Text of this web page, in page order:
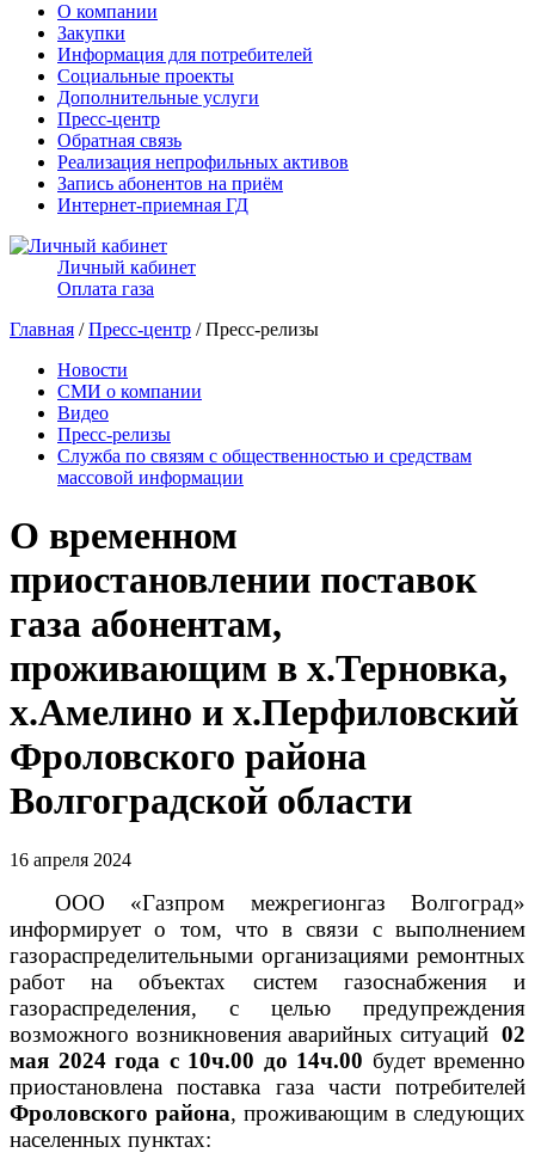
О компании
Закупки
Информация для потребителей
Социальные проекты
Дополнительные услуги
Пресс-центр
Обратная связь
Реализация непрофильных активов
Запись абонентов на приём
Интернет-приемная ГД
Личный кабинет
Оплата газа
Главная /Пресс-центр / Пресс-релизы
Новости
СМИ о компании
Видео
Пресс-релизы
Служба по связям с общественностью и средствам
массовой информации
О временном
приостановлении поставок
газа абонентам,
проживающим в х.Терновка,
х.Амелино и х.Перфиловский
Фроловского района
Волгоградской области
16 апреля 2024
ООО «Газпром межрегионгаз Волгоград»
информирует о том, что в связи с выполнением
газораспределительными организациями ремонтных
работ на объектах систем газоснабжения и
газораспределения, с целью предупреждения
возможного возникновения аварийных ситуаций 02
мая 2024 года с 10ч.00 до 14ч.00 будет временно
приостановлена поставка газа части потребителей
Фроловского района, проживающим в следующих
населенных пунктах: